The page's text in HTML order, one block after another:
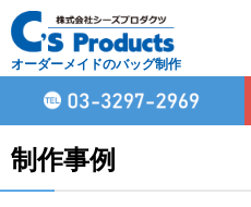
オーダーメイドのバッグ制作
制作事例